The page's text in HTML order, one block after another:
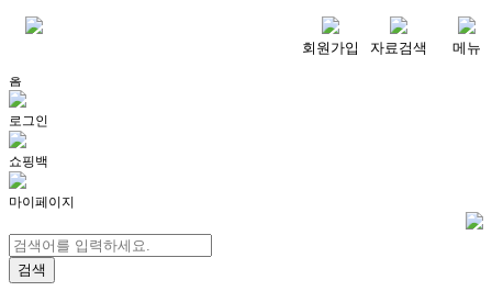
회원가입 자료검색 메뉴
홈
로그인
쇼핑백
마이페이지